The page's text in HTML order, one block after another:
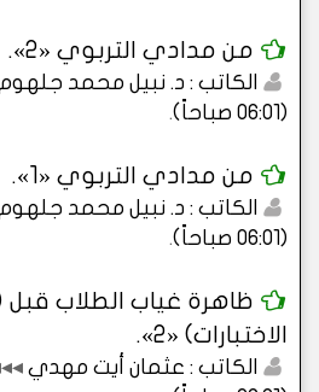
من مدادي التربوي «2».
الكاتب : د. نبيل محمد جلهوم
(06:01 صباحاً)
.
من مدادي التربوي «1».
الكاتب : د. نبيل محمد جلهوم
(06:01 صباحاً)
.
ظاهرة غياب الطلاب قبل
الاختبارات) «2».
الكاتب : عثمان أيت مهدي